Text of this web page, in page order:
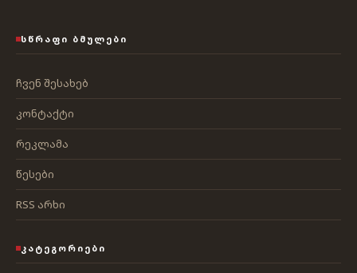
ᲡᲬᲠᲐᲤᲘ ᲑᲛᲣᲚᲔᲑᲘ
ჩვენ შესახებ
კონტაქტი
რეკლამა
წესები
RSS არხი
ᲙᲐᲢᲔᲒᲝᲠᲘᲔᲑᲘ